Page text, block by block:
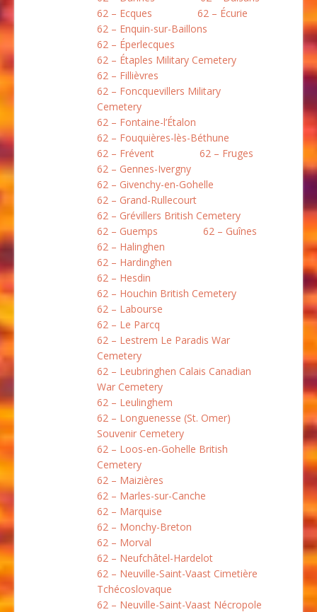
62 – Ecques
62 – Écurie
62 – Enquin-sur-Baillons
62 – Éperlecques
62 – Étaples Military Cemetery
62 – Fillièvres
62 – Foncquevillers Military
Cemetery
62 – Fontaine-l’Étalon
62 – Fouquières-lès-Béthune
62 – Frévent
62 – Fruges
62 – Gennes-Ivergny
62 – Givenchy-en-Gohelle
62 – Grand-Rullecourt
62 – Grévillers British Cemetery
62 – Guemps
62 – Guînes
62 – Halinghen
62 – Hardinghen
62 – Hesdin
62 – Houchin British Cemetery
62 – Labourse
62 – Le Parcq
62 – Lestrem Le Paradis War
Cemetery
62 – Leubringhen Calais Canadian
War Cemetery
62 – Leulinghem
62 – Longuenesse (St. Omer)
Souvenir Cemetery
62 – Loos-en-Gohelle British
Cemetery
62 – Maizières
62 – Marles-sur-Canche
62 – Marquise
62 – Monchy-Breton
62 – Morval
62 – Neufchâtel-Hardelot
62 – Neuville-Saint-Vaast Cimetière
Tchécoslovaque
62 – Neuville-Saint-Vaast Nécropole